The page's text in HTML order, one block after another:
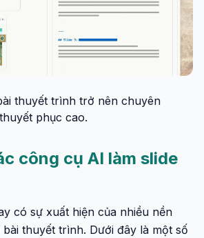
thuyết trình trở nên chuyên
phục cao.
công cụ AI làm slide
có sự xuất hiện của nhiều nền
thuyết trình. Dưới đây là một số